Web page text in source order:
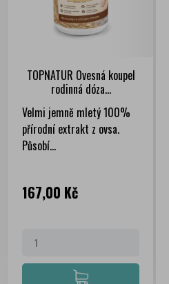
TOPNATUR Ovesná koupel
rodinná dóza...
Velmi jemně mletý 100%
přírodní extrakt z ovsa.
Působí...
Cena
167,00 Kč